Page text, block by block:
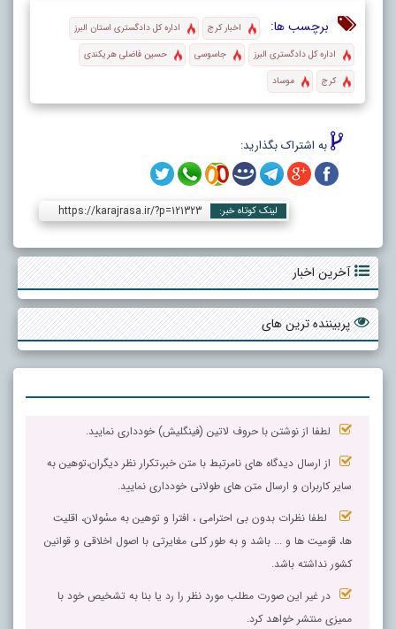
برچسب ها: اخبار کرج
اداره کل دادگستری استان البرز
اداره کل دادگستری البرز
جاسوسی
حسین فاضلی هریکندی
کرج
موساد
به اشتراک بگذارید:
لینک کوتاه خبر: https://karajrasa.ir/?p=121323
آخرین اخبار
پربیننده ترین های
لطفا از نوشتن با حروف لاتین (فینگلیش) خودداری نمایید.
از ارسال دیدگاه های نامرتبط با متن خبر،تکرار نظر دیگران،توهین به
سایر کاربران و ارسال متن های طولانی خودداری نمایید.
لطفا نظرات بدون بی احترامی ، افترا و توهین به مسٔولان، اقلیت
ها، قومیت ها و ... باشد و به طور کلی مغایرتی با اصول اخلاقی و قوانین
کشور نداشته باشد.
در غیر این صورت مطلب مورد نظر را رد یا بنا به تشخیص خود با
ممیزی منتشر خواهد کرد.